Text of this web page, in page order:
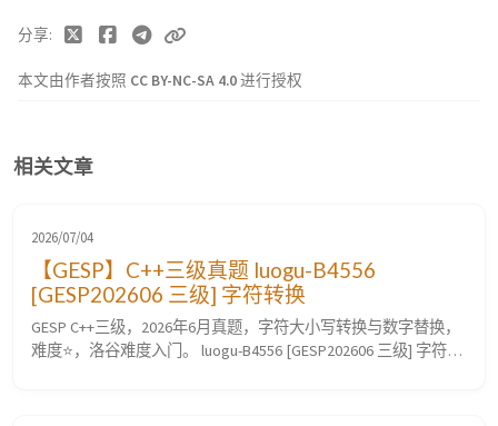
本文由作者按照 CC BY-NC-SA 4.0进行授权
分享
相关文章
2026/07/04
【GESP】C++三级真题 luogu-B4556
[GESP202606 三级] 字符转换
GESP C++三级，2026年6月真题，字符大小写转换与数字替换，
难度⭐，洛谷难度入门。 luogu-B4556 [GESP202606 三级] 字符转